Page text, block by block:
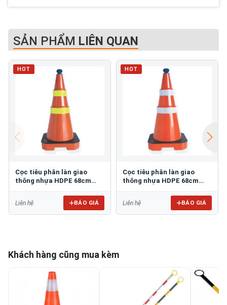
SẢN PHẨM LIÊN QUAN
HOT
Cọc tiêu phân làn giao
thông nhựa HDPE 68cm
Liên hệ BÁO GIÁ
HOT
Cọc tiêu phân làn giao
thông nhựa HDPE 68cm
Liên hệ BÁO GIÁ
Khách hàng cũng mua kèm